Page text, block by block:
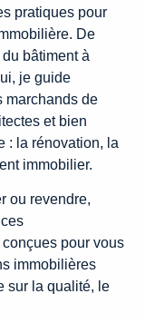
pratiques pour
De
bâtiment à
je guide
marchands de
et bien
: la rénovation, la
immobilier.
ou revendre,
pour vous
immobilières
sur la qualité, le